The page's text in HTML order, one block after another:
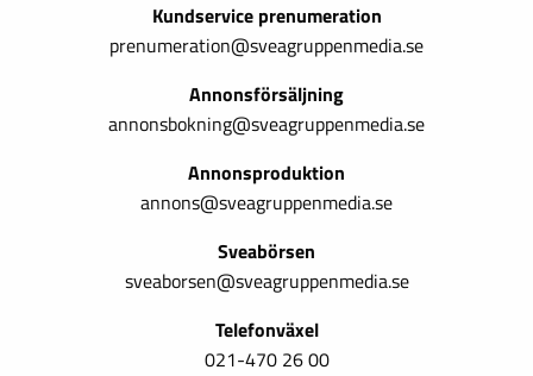
Kundservice prenumeration
prenumeration@sveagruppenmedia.se
Annonsförsäljning
annonsbokning@sveagruppenmedia.se
Annonsproduktion
annons@sveagruppenmedia.se
Sveabörsen
sveaborsen@sveagruppenmedia.se
Telefonväxel
021-470 26 00